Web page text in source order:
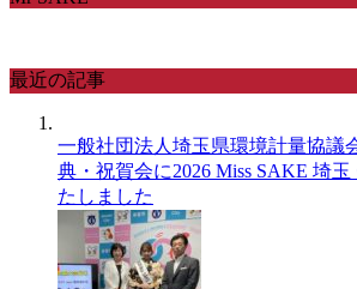
最近の記事
一般社団法人埼玉県環境計量協議
典・祝賀会に2026 Miss SAKE 埼
たしました